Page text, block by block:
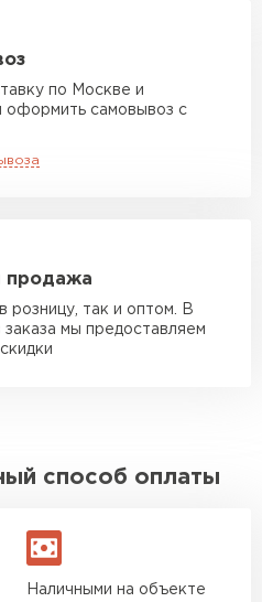
ДОСТАВКОЙ
по Москве и
оформить самовывоз с
продажа
розницу, так и оптом. В
мы предоставляем
способ оплаты
Наличными на объекте